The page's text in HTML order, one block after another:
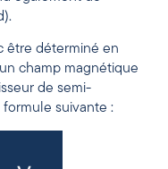
être déterminé en
champ magnétique
de semi-
formule suivante :